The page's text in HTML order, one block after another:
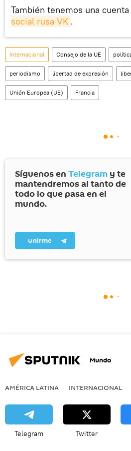
También tenemos una cuenta
social rusa VK .
Internacional Consejo de la UE
periodismo libertad de expresión
Unión Europea (UE) Francia
Síguenos en Telegram y te
mantendremos al tanto de
todo lo que pasa en el
mundo.
Unirme
Mundo
AMÉRICA LATINA INTERNACIONAL
Telegram Twitter